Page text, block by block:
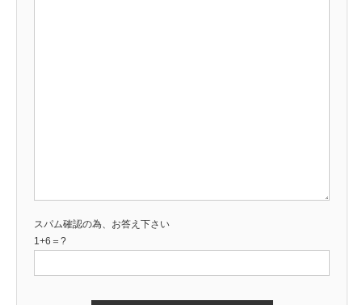
スパム確認の為、お答え下さい
1+6＝?